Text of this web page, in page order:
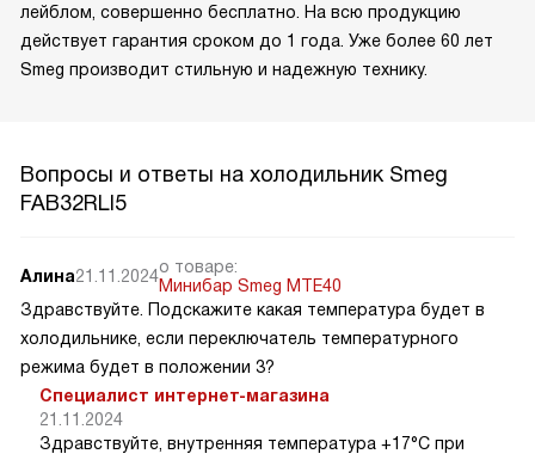
лейблом, совершенно бесплатно. На всю продукцию
действует гарантия сроком до 1 года. Уже более 60 лет
Smeg производит стильную и надежную технику.
Вопросы и ответы на холодильник Smeg
FAB32RLI5
Алина21.11.2024о товаре:
Минибар Smeg MTE40
Здравствуйте. Подскажите какая температура будет в
холодильнике, если переключатель температурного
режима будет в положении 3?
Специалист интернет-магазина
21.11.2024
Здравствуйте, внутренняя температура +17°C при